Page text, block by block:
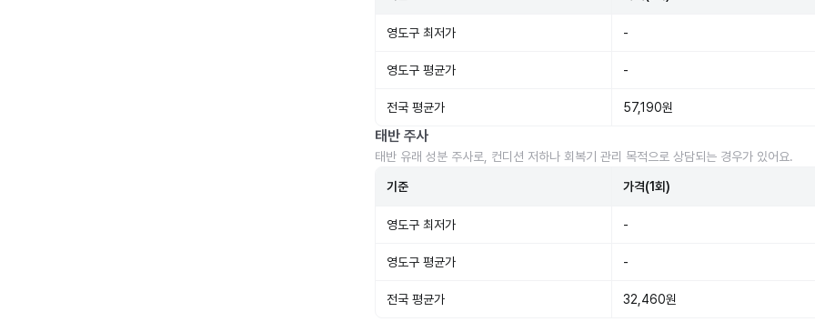
영도구 최저가 -
영도구 평균가 -
전국 평균가 57,190원
태반 주사
태반 유래 성분 주사로, 컨디션 저하나 회복기 관리 목적으로 상담되는 경우가 있어요.
기준 가격(1회)
영도구 최저가 -
영도구 평균가 -
전국 평균가 32,460원